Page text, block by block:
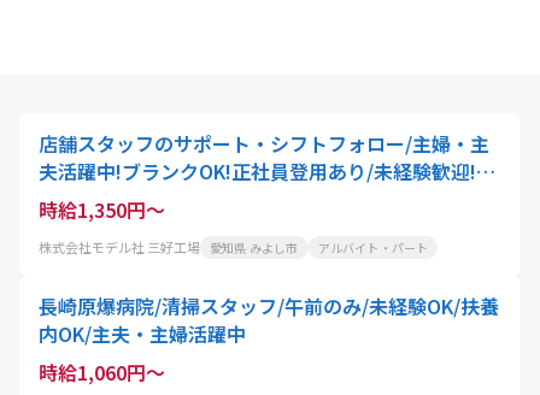
店舗スタッフのサポート・シフトフォロー/主婦・主
夫活躍中!ブランクOK!正社員登用あり/未経験歓迎!ク
リーニング代50%OFF
時給1,350円～
株式会社モデル社 三好工場 愛知県 みよし市 アルバイト・パート
長崎原爆病院/清掃スタッフ/午前のみ/未経験OK/扶養
内OK/主夫・主婦活躍中
時給1,060円～